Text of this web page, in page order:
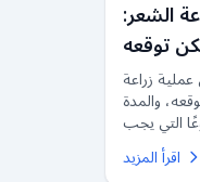
الشعر:
توقعه
زراعة
والمدة
التي يجب
اقرأ المزيد